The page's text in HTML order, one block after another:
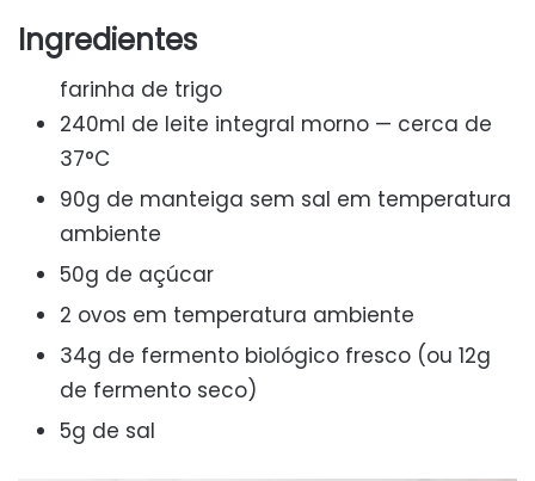
Ingredientes
farinha de trigo
240ml de leite integral morno — cerca de
37°C
90g de manteiga sem sal em temperatura
ambiente
50g de açúcar
2 ovos em temperatura ambiente
34g de fermento biológico fresco (ou 12g
de fermento seco)
5g de sal